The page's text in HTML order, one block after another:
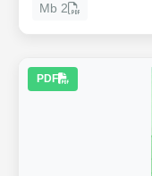
2 Mb
PDF